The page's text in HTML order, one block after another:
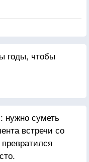
годы, чтобы
нужно суметь
встречи со